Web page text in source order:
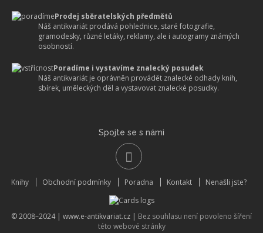
Prodej sběratelských předmětů
Náš antikvariát prodává pohlednice, staré fotografie,
gramodesky, různé letáky, reklamy, ale i autogramy známých
osobností.
Poradíme i vystavíme znalecký posudek
Náš antikvariát je oprávněn provádět znalecké odhady knih,
sbírek, uměleckých děl a vystavovat znalecké posudky.
Spojte se s námi
Knihy Obchodní podmínky Poradna Kontakt Nenašli jste?
© 2008–2024 | www.e-antikvariat.cz | Bez souhlasu není povoleno šíření
této webové stránky